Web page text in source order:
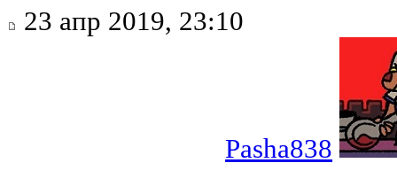
23 апр 2019, 23:10
Pasha838